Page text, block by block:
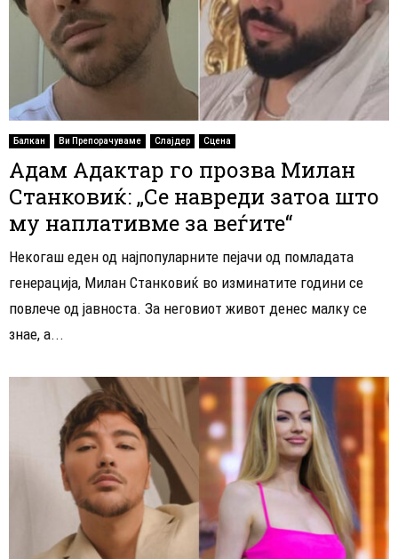
Балкан Ви Препорачуваме Слајдер Сцена
Адам Адактар го прозва Милан
Станковиќ: „Се навреди затоа што
му наплативме за веѓите“
Некогаш еден од најпопуларните пејачи од помладата
генерација, Милан Станковиќ во изминатите години се
повлече од јавноста. За неговиот живот денес малку се
знае, а...